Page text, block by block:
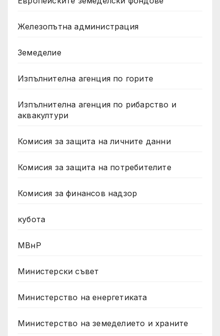
Железопътна администрация
Земеделие
Изпълнителна агенция по горите
Изпълнителна агенция по рибарство и
аквакултури
Комисия за защита на личните данни
Комисия за защита на потребителите
Комисия за финансов надзор
кубота
МВнР
Министерски съвет
Министерство на енергетиката
Министерство на земеделието и храните